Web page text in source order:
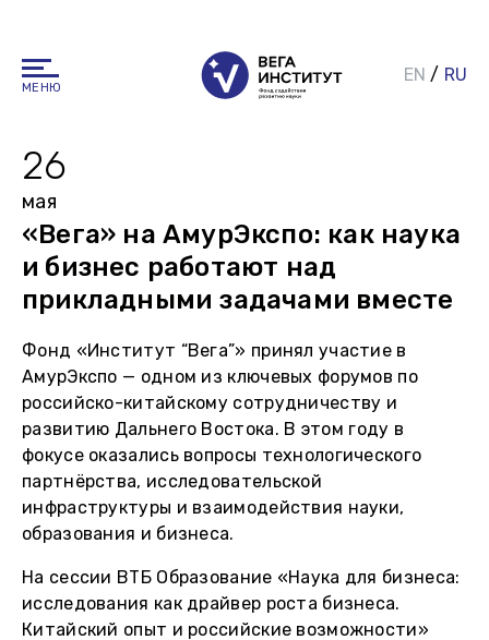
МЕНЮ
EN / RU
26
мая
«Вега» на АмурЭкспо: как наука
и бизнес работают над
прикладными задачами вместе
Фонд «Институт “Вега”» принял участие в
АмурЭкспо — одном из ключевых форумов по
российско-китайскому сотрудничеству и
развитию Дальнего Востока. В этом году в
фокусе оказались вопросы технологического
партнёрства, исследовательской
инфраструктуры и взаимодействия науки,
образования и бизнеса.
На сессии ВТБ Образование «Наука для бизнеса:
исследования как драйвер роста бизнеса.
Китайский опыт и российские возможности»